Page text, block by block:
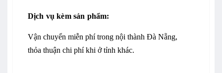
Dịch vụ kèm sản phẩm:
Vận chuyển miễn phí trong nội thành Đà Nẵng,
thỏa thuận chi phí khi ở tỉnh khác.